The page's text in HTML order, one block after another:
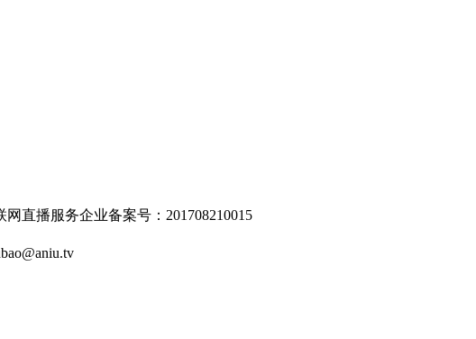
网直播服务企业备案号：201708210015